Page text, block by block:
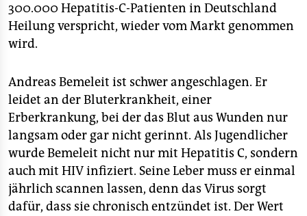
300.000 Hepatitis-C-Patienten in Deutschland
Heilung verspricht, wieder vom Markt genommen
wird.
Andreas Bemeleit ist schwer angeschlagen. Er
leidet an der Bluterkrankheit, einer
Erberkrankung, bei der das Blut aus Wunden nur
langsam oder gar nicht gerinnt. Als Jugendlicher
wurde Bemeleit nicht nur mit Hepatitis C, sondern
auch mit HIV infiziert. Seine Leber muss er einmal
jährlich scannen lassen, denn das Virus sorgt
dafür, dass sie chronisch entzündet ist. Der Wert